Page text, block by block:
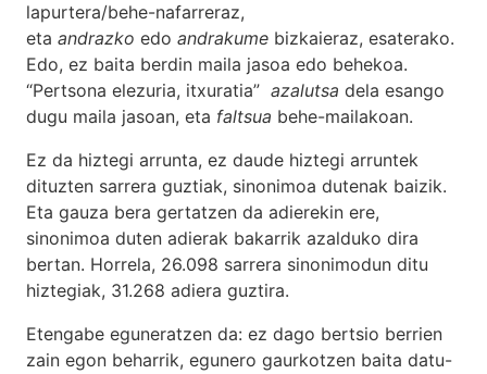
lapurtera/behe-nafarreraz,
eta andrazko edo andrakume bizkaieraz, esaterako.
Edo, ez baita berdin maila jasoa edo behekoa.
“Pertsona elezuria, itxuratia” azalutsa dela esango
dugu maila jasoan, eta faltsua behe-mailakoan.
Ez da hiztegi arrunta, ez daude hiztegi arruntek
dituzten sarrera guztiak, sinonimoa dutenak baizik.
Eta gauza bera gertatzen da adierekin ere,
sinonimoa duten adierak bakarrik azalduko dira
bertan. Horrela, 26.098 sarrera sinonimodun ditu
hiztegiak, 31.268 adiera guztira.
Etengabe eguneratzen da: ez dago bertsio berrien
zain egon beharrik, egunero gaurkotzen baita datu-